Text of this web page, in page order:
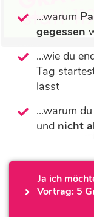
...warum
gegessen
...wie du
Tag
lässt
...warum du
und nicht
Ja ich
Vortrag: 5